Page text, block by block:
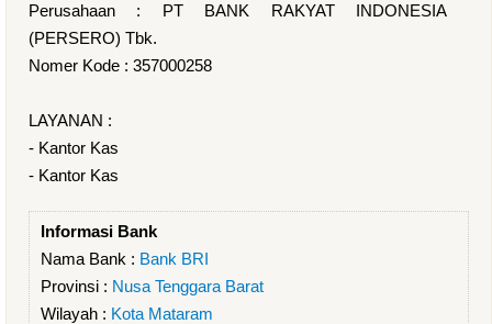
Perusahaan : PT BANK RAKYAT INDONESIA
(PERSERO) Tbk.
Nomer Kode : 357000258
LAYANAN :
- Kantor Kas
- Kantor Kas
Informasi Bank
Nama Bank : Bank BRI
Provinsi : Nusa Tenggara Barat
Wilayah : Kota Mataram